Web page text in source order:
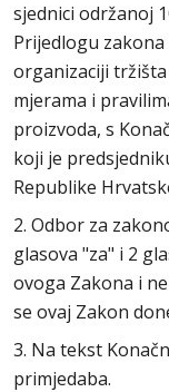
sjednici održanoj
Prijedlogu
organizaciji
mjerama i
proizvoda, s
koji je
Republike
2. Odbor za
glasova "za" i 2
ovoga Zakona i
se ovaj Zakon
3. Na tekst
primjedaba.